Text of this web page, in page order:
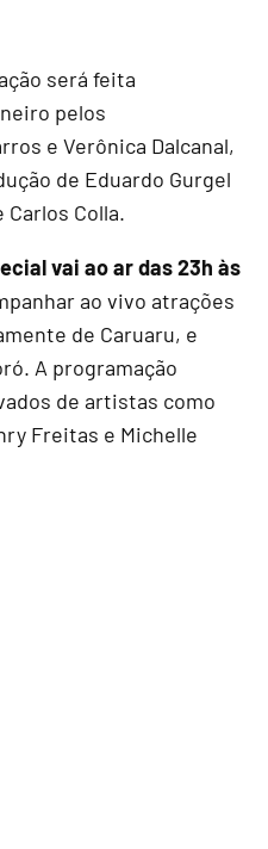
será feita
pelos
e Verônica Dalcanal,
de Eduardo Gurgel
Colla.
vai ao ar das 23h às
ao vivo atrações
de Caruaru, e
A programação
de artistas como
Freitas e Michelle